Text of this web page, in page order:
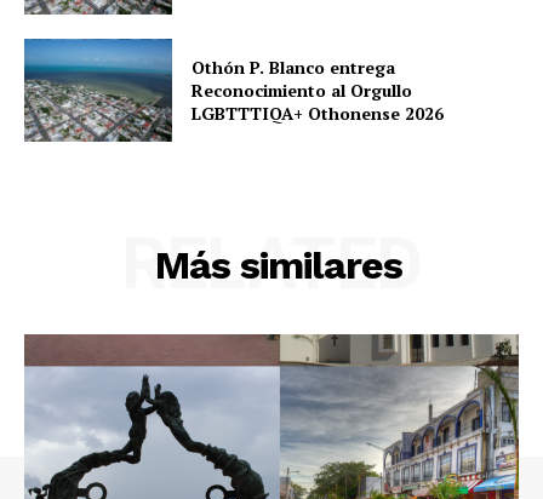
Othón P. Blanco entrega
Reconocimiento al Orgullo
LGBTTTIQA+ Othonense 2026
Más similares
RELATED